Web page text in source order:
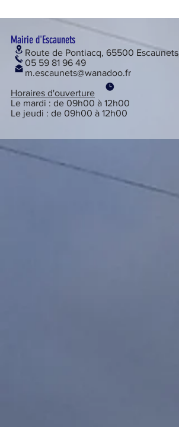
5 0
Mairie d'Escaunets
Route de Pontiacq, 65500 Escaunets
05 59 81 96 49
m.escaunets@wanadoo.fr
Horaires d'ouverture
Le mardi : de 09h00 à 12h00
Le jeudi : de 09h00 à 12h00